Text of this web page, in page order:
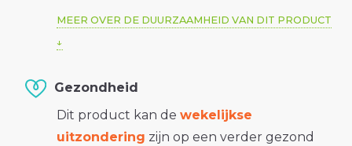
MEER OVER DE DUURZAAMHEID VAN DIT PRODUCT
Gezondheid
Dit product kan de wekelijkse
uitzondering zijn op een verder gezond